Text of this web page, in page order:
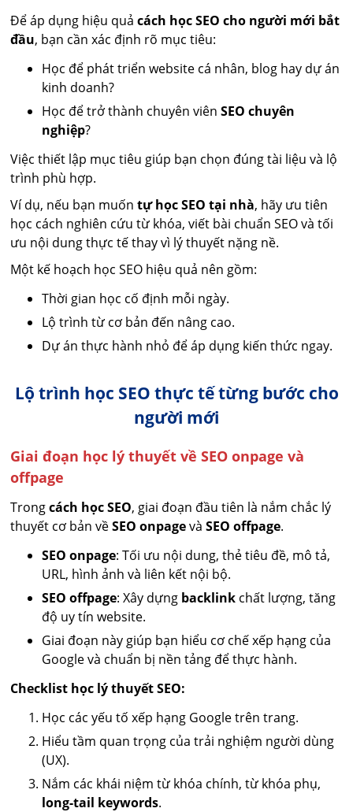
Để áp dụng hiệu quảcách học SEO cho người mới bắt
đầu, bạn cần xác định rõ mục tiêu:
Học để phát triển website cá nhân, blog hay dự án
kinh doanh?
Học để trở thành chuyên viênSEO chuyên
nghiệp?
Việc thiết lập mục tiêu giúp bạn chọn đúng tài liệu và lộ
trình phù hợp.
Ví dụ, nếu bạn muốntự học SEO tại nhà, hãy ưu tiên
học cách nghiên cứu từ khóa, viết bài chuẩn SEO và tối
ưu nội dung thực tế thay vì lý thuyết nặng nề.
Một kế hoạch học SEO hiệu quả nên gồm:
Thời gian học cố định mỗi ngày.
Lộ trình từ cơ bản đến nâng cao.
Dự án thực hành nhỏ để áp dụng kiến thức ngay.
Lộ trình học SEO thực tế từng bước cho
người mới
Giai đoạn học lý thuyết về SEO onpage và
offpage
Trongcách học SEO, giai đoạn đầu tiên là nắm chắc lý
thuyết cơ bản vềSEO onpagevàSEO offpage.
SEO onpage: Tối ưu nội dung, thẻ tiêu đề, mô tả,
URL, hình ảnh và liên kết nội bộ.
SEO offpage: Xây dựng backlink chất lượng, tăng
độ uy tín website.
Giai đoạn này giúp bạn hiểu cơ chế xếp hạng của
Google và chuẩn bị nền tảng để thực hành.
Checklist học lý thuyết SEO:
Học các yếu tố xếp hạng Google trên trang.
Hiểu tầm quan trọng của trải nghiệm người dùng
(UX).
Nắm các khái niệm từ khóa chính, từ khóa phụ,
long-tail keywords.